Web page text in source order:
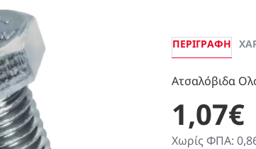
ΠΕΡΙΓΡΑΦΉ
Ατσαλόβιδα
1,07€
Χωρίς ΦΠΑ: